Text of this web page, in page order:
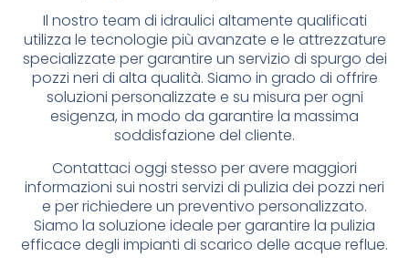
Il nostro team di idraulici altamente qualificati
utilizza le tecnologie più avanzate e le attrezzature
specializzate per garantire un servizio di spurgo dei
pozzi neri di alta qualità. Siamo in grado di offrire
soluzioni personalizzate e su misura per ogni
esigenza, in modo da garantire la massima
soddisfazione del cliente.
Contattaci oggi stesso per avere maggiori
informazioni sui nostri servizi di pulizia dei pozzi neri
e per richiedere un preventivo personalizzato.
Siamo la soluzione ideale per garantire la pulizia
efficace degli impianti di scarico delle acque reflue.